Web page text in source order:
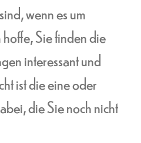
wenn es um
Sie finden die
interessant und
ist die eine oder
die Sie noch nicht